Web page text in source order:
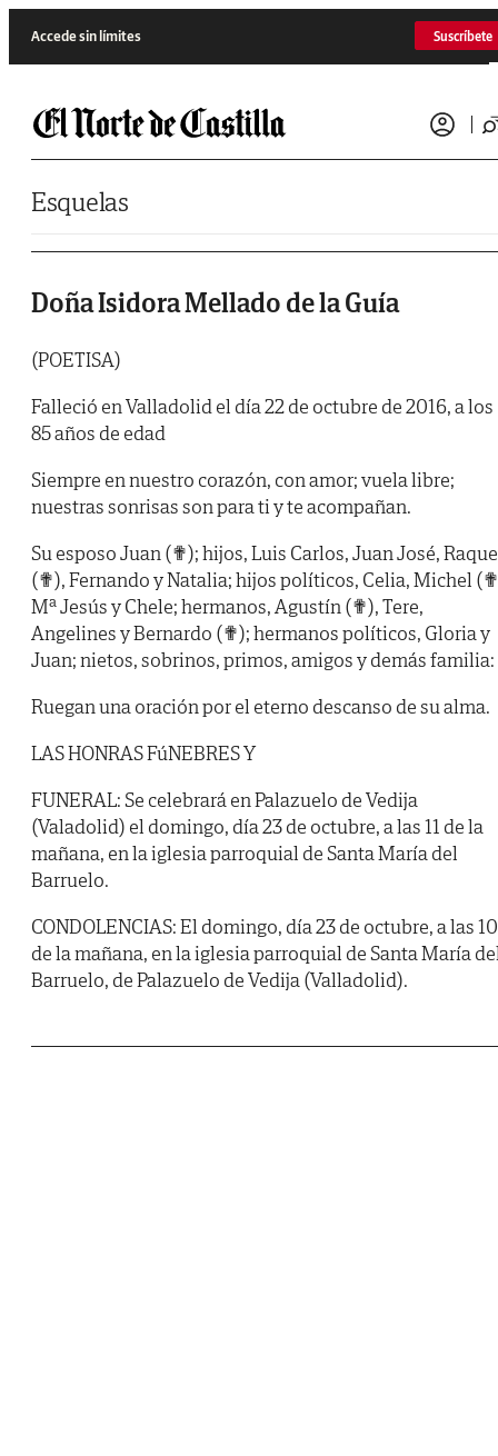
Accede sin límites Suscríbete
Esquelas
Doña Isidora Mellado de la Guía
(POETISA)
Falleció en Valladolid el día 22 de octubre de 2016, a los
85 años de edad
Siempre en nuestro corazón, con amor; vuela libre;
nuestras sonrisas son para ti y te acompañan.
Su esposo Juan (✟); hijos, Luis Carlos, Juan José,
(✟), Fernando y Natalia; hijos políticos, Celia, Michel
Mª Jesús y Chele; hermanos, Agustín (✟), Tere,
Angelines y Bernardo (✟); hermanos políticos, Gloria y
Juan; nietos, sobrinos, primos, amigos y demás familia:
Ruegan una oración por el eterno descanso de su alma.
LAS HONRAS FúNEBRES Y
FUNERAL: Se celebrará en Palazuelo de Vedija
(Valadolid) el domingo, día 23 de octubre, a las 11 de la
mañana, en la iglesia parroquial de Santa María del
Barruelo.
CONDOLENCIAS: El domingo, día 23 de octubre, a las 10
de la mañana, en la iglesia parroquial de Santa María
Barruelo, de Palazuelo de Vedija (Valladolid).